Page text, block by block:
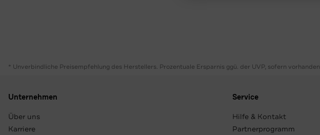
* Unverbindliche Preisempfehlung des Herstellers. Prozentuale Ersparnis ggü. der UVP, sofern vorhanden
Unternehmen
Über uns
Karriere
Service
Hilfe & Kontakt
Partnerprogramm